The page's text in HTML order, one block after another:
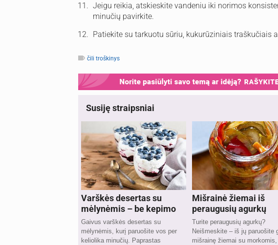
Jeigu reikia, atskieskite vandeniu iki norimos
minučių pavirkite.
Patiekite su tarkuotu sūriu, kukurūziniais traškučiais
čili troškinys
Susiję straipsniai
Varškės desertas su
mėlynėmis – be kepimo
Gaivus varškės desertas su
mėlynėmis, kurį paruošite vos per
keliolika minučių. Paprastas
Mišrainė žiemai iš
peraugusių agurkų
Turite peraugusių agurkų?
Neišmeskite – iš jų paruošite
mišrainę žiemai su morkomis,